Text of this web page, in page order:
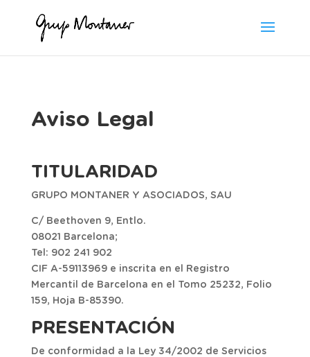
Aviso Legal
TITULARIDAD
GRUPO MONTANER Y ASOCIADOS, SAU
C/ Beethoven 9, Entlo.
08021 Barcelona;
Tel: 902 241 902
CIF A-59113969 e inscrita en el Registro
Mercantil de Barcelona en el Tomo 25232, Folio
159, Hoja B-85390.
PRESENTACIÓN
De conformidad a la Ley 34/2002 de Servicios